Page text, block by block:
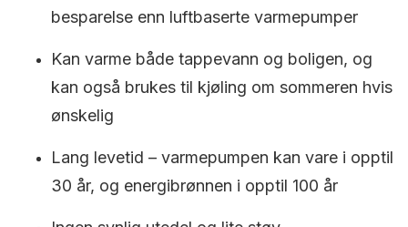
besparelse enn luftbaserte varmepumper
Kan varme både tappevann og boligen, og
kan også brukes til kjøling om sommeren hvis
ønskelig
Lang levetid – varmepumpen kan vare i opptil
30 år, og energibrønnen i opptil 100 år